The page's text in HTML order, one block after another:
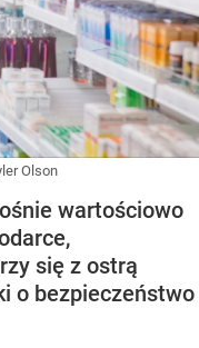
Olson
wartościowo
się z ostrą
o bezpieczeństwo